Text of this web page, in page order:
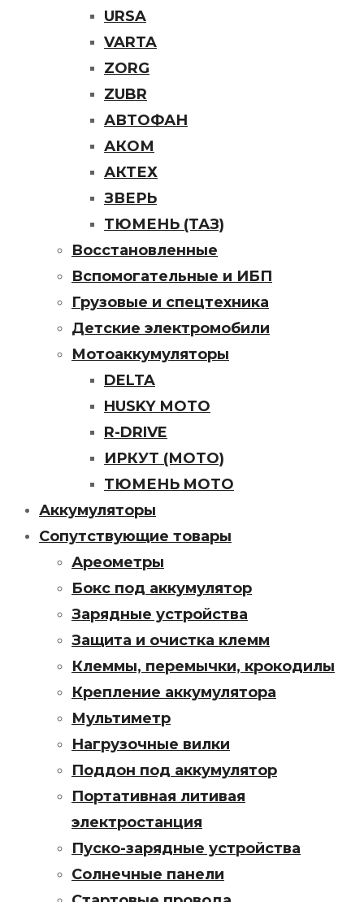
URSA
VARTA
ZORG
ZUBR
АВТОФАН
АКОМ
АКТЕХ
ЗВЕРЬ
ТЮМЕНЬ (ТАЗ)
Восстановленные
Вспомогательные и ИБП
Грузовые и спецтехника
Детские электромобили
Мотоаккумуляторы
DELTA
HUSKY МОТО
R-DRIVE
ИРКУТ (МОТО)
ТЮМЕНЬ MOTO
Аккумуляторы
Сопутствующие товары
Ареометры
Бокс под аккумулятор
Зарядные устройства
Защита и очистка клемм
Клеммы, перемычки, крокодилы
Крепление аккумулятора
Мультиметр
Нагрузочные вилки
Поддон под аккумулятор
Портативная литивая
электростанция
Пуско-зарядные устройства
Солнечные панели